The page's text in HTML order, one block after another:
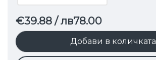
€39.88 / лв78.00
Добави в количката